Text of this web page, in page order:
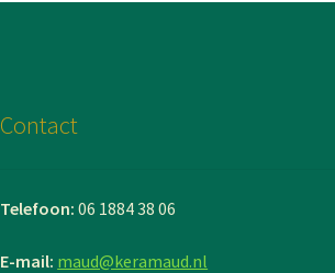
Contact
Telefoon:06 1884 38 06
E-mail: maud@keramaud.nl